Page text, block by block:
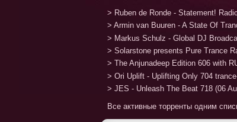
> Ruben de Ronde - Statement!
> Armin van Buuren - A State Of
> Markus Schulz - Global DJ
> Solarstone presents Pure Trance
> The Anjunadeep Edition 606 with
> Ori Uplift - Uplifting Only 704
> JES - Unleash The Beat 718 (06
Все активные торренты одним